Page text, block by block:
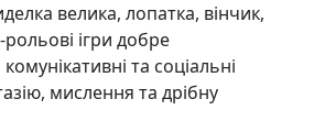
велика, лопатка, вінчик,
ігри добре
та соціальні
мислення та дрібну